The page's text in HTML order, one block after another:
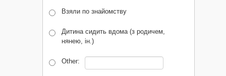
Взяли по знайомству
Дитина сидить вдома (з родичем,
нянею, ін.)
Other: